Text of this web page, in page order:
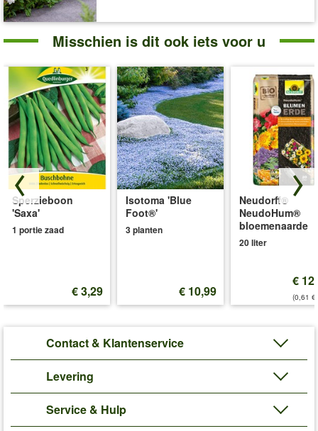
Misschien is dit ook iets voor u
Sperzieboon
'Saxa'
1 portie zaad
€ 3,29
Isotoma 'Blue
Foot®'
3 planten
€ 10,99
Neudorff®
NeudoHum®
bloemenaarde
20 liter
€
(0,61
Contact & Klantenservice
Levering
Service & Hulp